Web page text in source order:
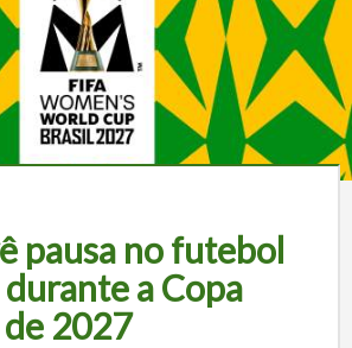
pausa no futebol
a Copa
2027